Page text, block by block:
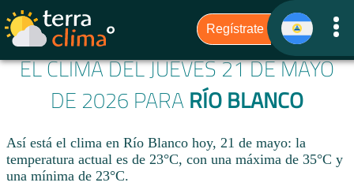
EL CLIMA DEL JUEVES 21 DE MAYO
DE 2026 PARA RÍO BLANCO
Así está el clima en Río Blanco hoy, 21 de mayo: la
temperatura actual es de 23°C, con una máxima de 35°C y
una mínima de 23°C.